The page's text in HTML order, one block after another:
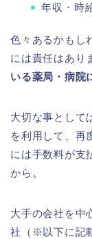
年収・時
色々あるかもし
には責任はあり
いる薬局・病院
大切な事として
を利用して、再
には手数料が支
から。
大手の会社を中
社（※以下に記